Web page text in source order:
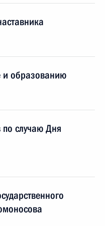
и образованию
по случаю Дня